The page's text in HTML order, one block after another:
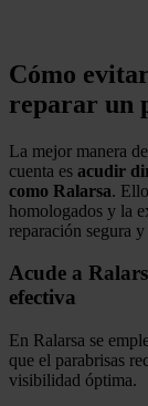
Cómo
reparar un
La mejor manera
cuenta es acudir
como Ralarsa.
homologados y la
reparación segura
Acude a
efectiva
En Ralarsa se
que el parabrisas
visibilidad óptima.